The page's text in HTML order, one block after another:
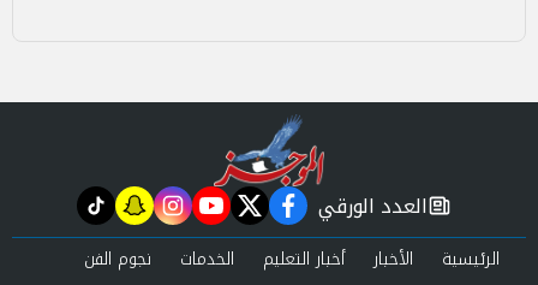
newspaper
العدد الورقي facebook
twitter
youtube
instagram
snapchat
tiktok
الرئيسية الأخبار أخبار التعليم الخدمات
نجوم الفن